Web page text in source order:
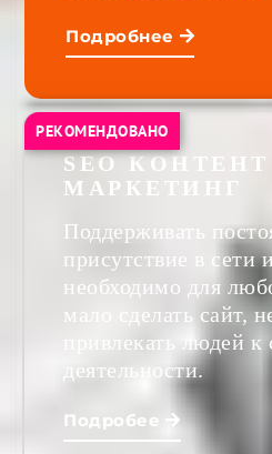
Подробнее
SEO КОНТЕНТ
МАРКЕТИНГ
Поддерживать
присутствие в сети
необходимо для
мало сделать сайт,
привлекать людей к
деятельности.
Подробее
РЕКОМЕНДОВАНО